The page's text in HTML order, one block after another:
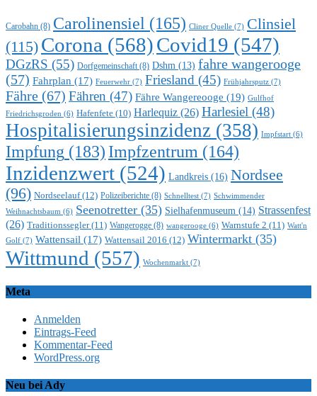
Carobahn (8) Carolinensiel (165) Cliner Quelle (7) Clinsiel
(115) Corona (568)Covid19 (547)
DGzRS (55) Dorfgemeinschaft(8) Dshm (13) fahre wangerooge
(57) Fahrplan (17) Feuerwehr (7) Friesland (45) Frühjahrsputz (7)
Fähre (67) Fähren (47) Fähre Wangereooge (19) Gulfhof
Friedrichsgroden (6) Hafenfete (10) Harlequiz (26) Harlesiel (48)
Hospitalisierungsinzidenz (358) Impfstart (6)
Impfung (183) Impfzentrum (164)
Inzidenzwert (524) Landkreis (16) Nordsee
(96) Nordseelauf(12) Polizeiberichte (8) Schnelltest (7) Schwimmender
Weihnachtsbaum (6) Seenotretter (35) Sielhafenmuseum (14) Strassenfest
(26) Traditionssegler(11) Wangerogge (8) wangerooge (6) Warnstufe 2 (11) Watt'n
Golf (7) Wattensail (17) Wattensail 2016 (12) Wintermarkt (35)
Wittmund (557) Wochenmarkt (7)
Meta
Anmelden
Eintrags-Feed
Kommentar-Feed
WordPress.org
Neu bei Ady